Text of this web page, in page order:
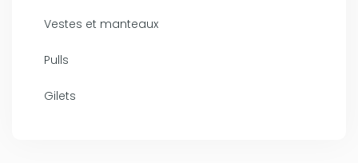
Vestes et manteaux
Pulls
Gilets